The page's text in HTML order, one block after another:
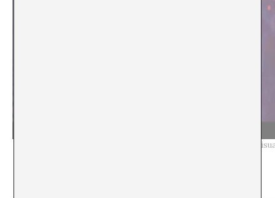
Robert Lippok with